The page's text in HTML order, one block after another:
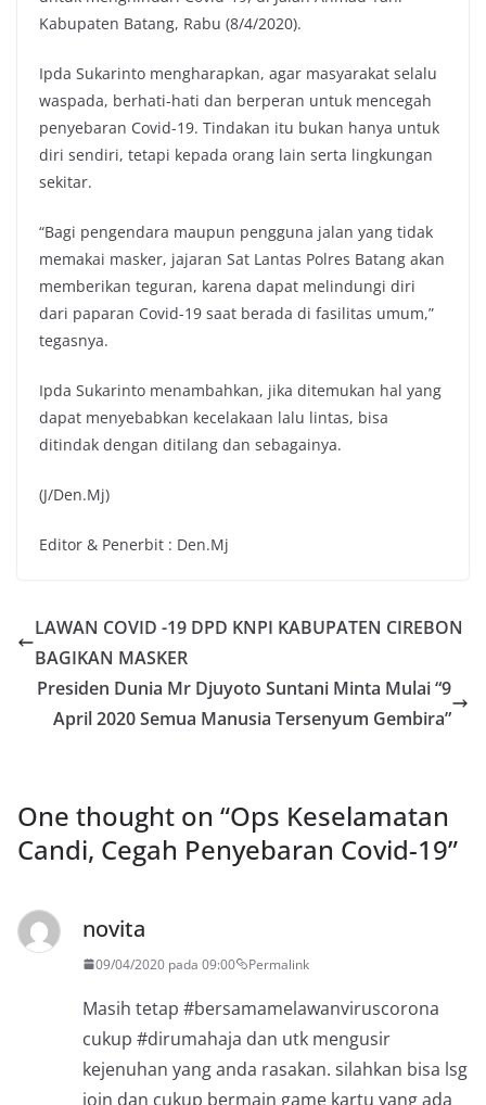
Kabupaten Batang, Rabu (8/4/2020).
Ipda Sukarinto mengharapkan, agar masyarakat selalu
waspada, berhati-hati dan berperan untuk mencegah
penyebaran Covid-19. Tindakan itu bukan hanya untuk
diri sendiri, tetapi kepada orang lain serta lingkungan
sekitar.
“Bagi pengendara maupun pengguna jalan yang tidak
memakai masker, jajaran Sat Lantas Polres Batang akan
memberikan teguran, karena dapat melindungi diri
dari paparan Covid-19 saat berada di fasilitas umum,”
tegasnya.
Ipda Sukarinto menambahkan, jika ditemukan hal yang
dapat menyebabkan kecelakaan lalu lintas, bisa
ditindak dengan ditilang dan sebagainya.
(J/Den.Mj)
Editor & Penerbit : Den.Mj
LAWAN COVID -19 DPD KNPI KABUPATEN CIREBON
BAGIKAN MASKER
Presiden Dunia Mr Djuyoto Suntani Minta Mulai “9
April 2020 Semua Manusia Tersenyum Gembira”
One thought on “Ops Keselamatan
Candi, Cegah Penyebaran Covid-19”
novita
09/04/2020 pada 09:00 Permalink
Masih tetap #bersamamelawanviruscorona
cukup #dirumahaja dan utk mengusir
kejenuhan yang anda rasakan. silahkan bisa lsg
join dan cukup bermain game kartu yang ada